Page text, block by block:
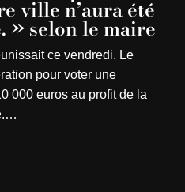
ville n’aura été
» selon le maire
ce vendredi. Le
pour voter une
000 euros au profit de la